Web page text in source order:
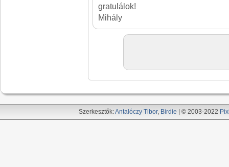
gratulálok!
Mihály
Szerkesztők:Antalóczy Tibor, Birdie | © 2003-2022